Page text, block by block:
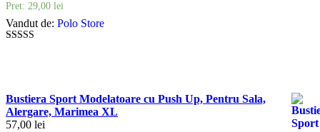
Pret: 29,00 lei
Vandut de: Polo Store
Bustiera Sport Modelatoare cu Push Up, Pentru Sala,
Alergare, Marimea XL
57,00 lei